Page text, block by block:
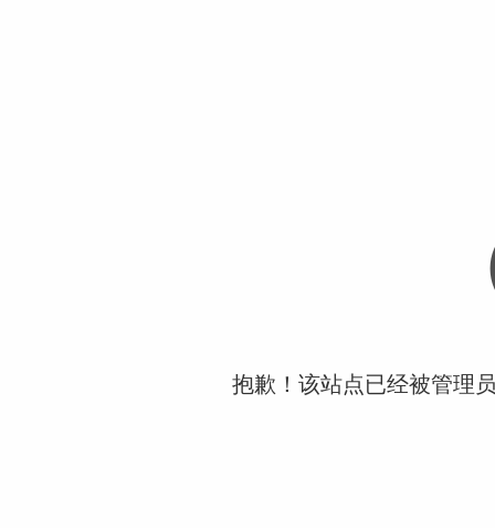
抱歉！该站点已经被管理